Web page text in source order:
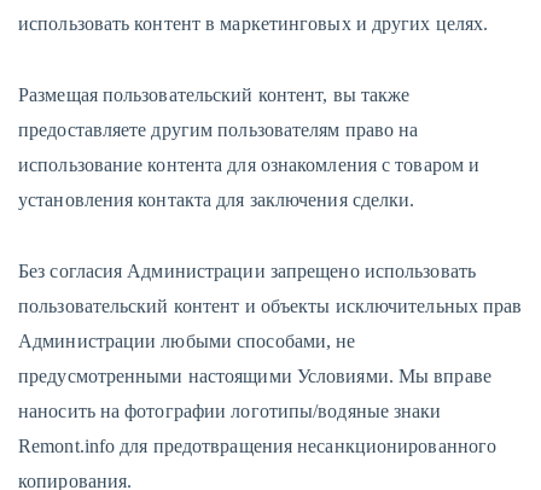
использовать контент в маркетинговых и других целях.
Размещая пользовательский контент, вы также
предоставляете другим пользователям право на
использование контента для ознакомления с товаром и
установления контакта для заключения сделки.
Без согласия Администрации запрещено использовать
пользовательский контент и объекты исключительных прав
Администрации любыми способами, не
предусмотренными настоящими Условиями. Мы вправе
наносить на фотографии логотипы/водяные знаки
Remont.info для предотвращения несанкционированного
копирования.